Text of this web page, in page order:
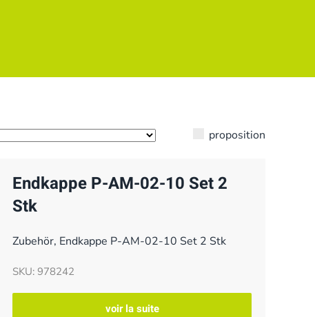
proposition
Endkappe P-AM-02-10 Set 2
Stk
Zubehör, Endkappe P-AM-02-10 Set 2 Stk
SKU: 978242
voir la suite